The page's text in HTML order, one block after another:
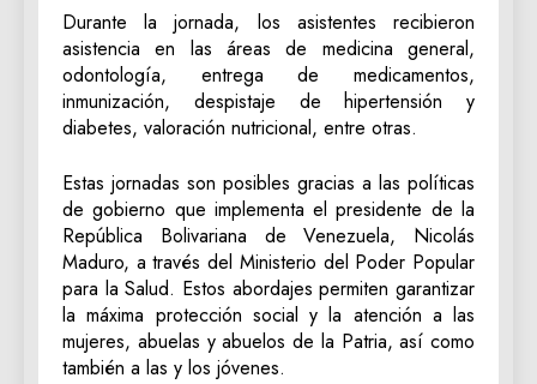
Durante la jornada, los asistentes recibieron
asistencia en las áreas de medicina general,
odontología, entrega de medicamentos,
inmunización, despistaje de hipertensión y
diabetes, valoración nutricional, entre otras.
Estas jornadas son posibles gracias a las políticas
de gobierno que implementa el presidente de la
República Bolivariana de Venezuela, Nicolás
Maduro, a través del Ministerio del Poder Popular
para la Salud. Estos abordajes permiten garantizar
la máxima protección social y la atención a las
mujeres, abuelas y abuelos de la Patria, así como
también a las y los jóvenes.